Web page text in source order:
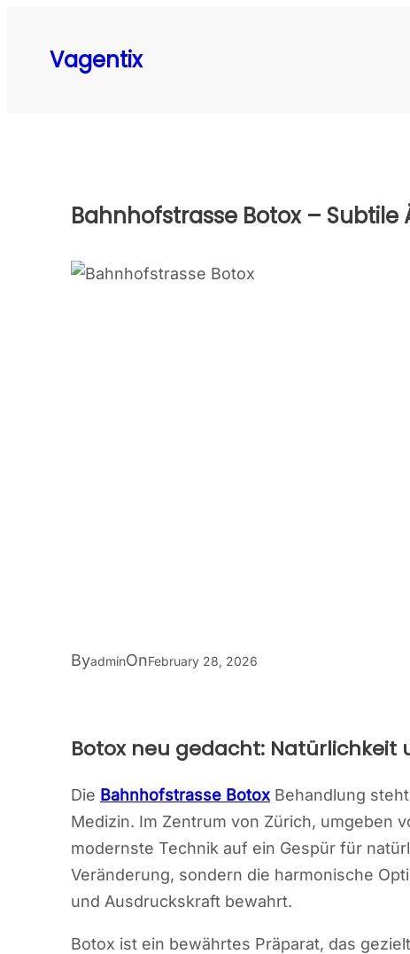
contentVagentix
Bahnhofstrasse Botox – Subtile
ByadminOnFebruary 28, 2026
Botox neu gedacht: Natürlichkeit
Die Bahnhofstrasse Botox Behandlung
Medizin. Im Zentrum von Zürich, umgeben
modernste Technik auf ein Gespür für
Veränderung, sondern die harmonische
und Ausdruckskraft bewahrt.
Botox ist ein bewährtes Präparat, das